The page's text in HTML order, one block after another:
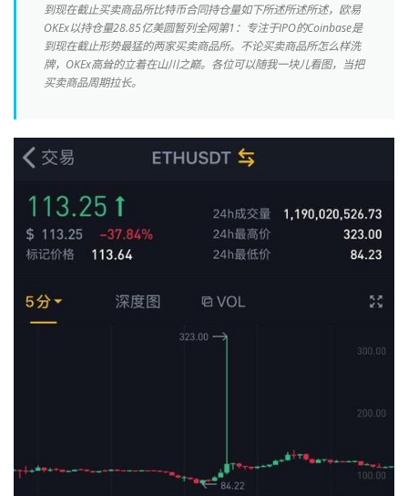
到现在截止买卖商品所比特币合同持仓量如下所述所述所述，欧易
OKEx以持仓量28.85亿美圆暂列全网第1：专注于IPO的Coinbase是
到现在截止形势最猛的两家买卖商品所。不论买卖商品所怎么样洗
牌，OKEx高耸的立着在山川之巅。各位可以随我一块儿看图，当把
买卖商品周期拉长。